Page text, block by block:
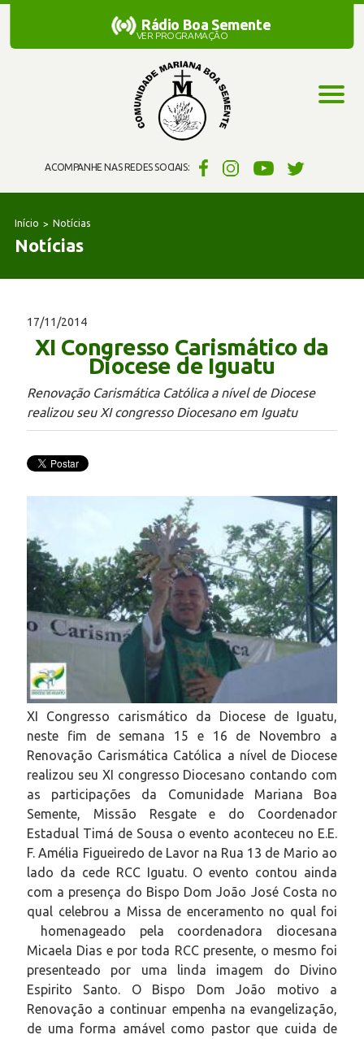
ACOMPANHE NAS REDES SOCIAIS:
Rádio Boa Semente
Rádio Boa Semente
VER PROGRAMAÇÃO
Início Notícias
Notícias
17/11/2014
XI Congresso Carismático da
Diocese de Iguatu
Renovação Carismática Católica a nível de Diocese
realizou seu XI congresso Diocesano em Iguatu
XI Congresso carismático da Diocese de Iguatu,
neste fim de semana 15 e 16 de Novembro a
Renovação Carismática Católica a nível de Diocese
realizou seu XI congresso Diocesano contando com
as participações da Comunidade Mariana Boa
Semente, Missão Resgate e do Coordenador
Estadual Timá de Sousa o evento aconteceu no E.E.
F. Amélia Figueiredo de Lavor na Rua 13 de Mario ao
lado da cede RCC Iguatu. O evento contou ainda
com a presença do Bispo Dom João José Costa no
qual celebrou a Missa de enceramento no qual foi
homenageado pela coordenadora diocesana
Micaela Dias e por toda RCC presente, o mesmo foi
presenteado por uma linda imagem do Divino
Espirito Santo. O Bispo Dom João motivo a
Renovação a continuar empenha na evangelização,
de uma forma amável como pastor que cuida de